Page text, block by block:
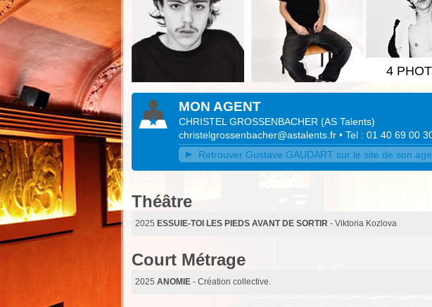
4
MON AGENT
CHRISTEL GROSSENBACHER (AS Talents)
christelgrossenbacher@astalents.fr • Tel : 01 40 69 00
Retrouver Gustave GAUDART sur le site de son
Théâtre
2025 ESSUIE-TOI LES PIEDS AVANT DE SORTIR - Viktoria Kozlova
Court Métrage
2025 ANOMIE - Création collective.